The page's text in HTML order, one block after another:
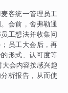
客统一管理员工
会前，舍弗勒通
工想法并收集问
员工大会后，再
形式、认可度等
大会内容按感兴趣
析报告，从而使